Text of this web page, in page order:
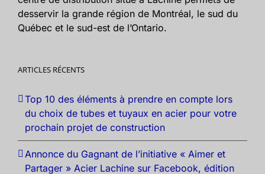
desservir la grande région de Montréal, le sud du
Québec et le sud-est de l’Ontario.
ARTICLES RÉCENTS
Top 10 des éléments à prendre en compte lors
du choix de tubes et tuyaux en acier pour votre
prochain projet de construction
Annonce du Gagnant de l’initiative « Aimer et
Partager » Acier Lachine sur Facebook, édition